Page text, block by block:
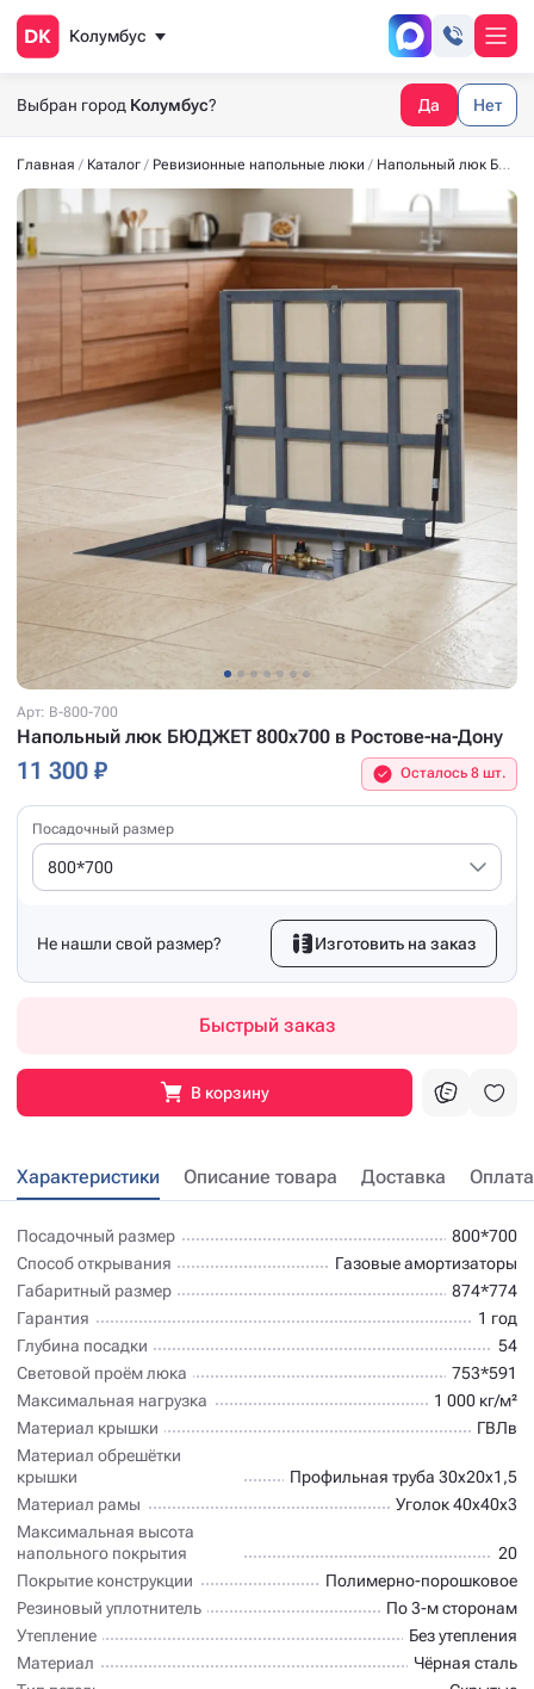
Колумбус
Выбран город Колумбус? Да Нет
Главная Каталог Ревизионные напольные люки Напольный люк БЮДЖЕТ 800x700
Арт: B-800-700
Напольный люк БЮДЖЕТ 800x700 в Ростове-на-Дону
11 300 ₽ Осталось 8 шт.
Посадочный размер
800*700
Не нашли свой размер? Изготовить на заказ
Быстрый заказ
В корзину
Характеристики Описание товара Доставка Оплата
Посадочный размер
800*700
Способ открывания
Газовые амортизаторы
Габаритный размер
874*774
Гарантия
1 год
Глубина посадки
54
Световой проём люка
753*591
Максимальная нагрузка
1 000 кг/м²
Материал крышки
ГВЛв
Материал обрешётки
крышки
Профильная труба 30х20х1,5
Материал рамы
Уголок 40х40х3
Максимальная высота
напольного покрытия
20
Покрытие конструкции
Полимерно-порошковое
Резиновый уплотнитель
По 3-м сторонам
Утепление
Без утепления
Материал
Чёрная сталь